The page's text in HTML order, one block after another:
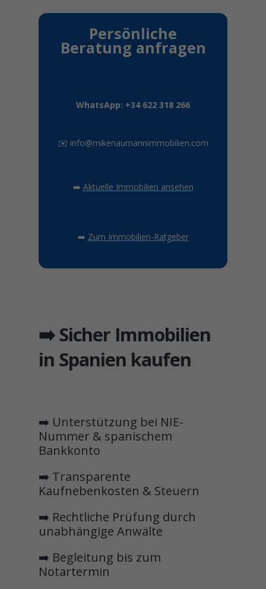
Persönliche
Beratung anfragen
WhatsApp: +34 622 318 266
✉️ info@mikenaumannimmobilien.com
➡️ Aktuelle Immobilien ansehen
➡️ Zum Immobilien-Ratgeber
➡️ Sicher Immobilien
in Spanien kaufen
➡️ Unterstützung bei NIE-
Nummer & spanischem
Bankkonto
➡️ Transparente
Kaufnebenkosten & Steuern
➡️ Rechtliche Prüfung durch
unabhängige Anwälte
➡️ Begleitung bis zum
Notartermin